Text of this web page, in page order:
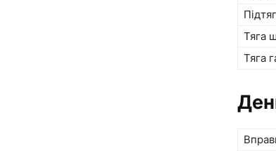
Тяга
Тяга